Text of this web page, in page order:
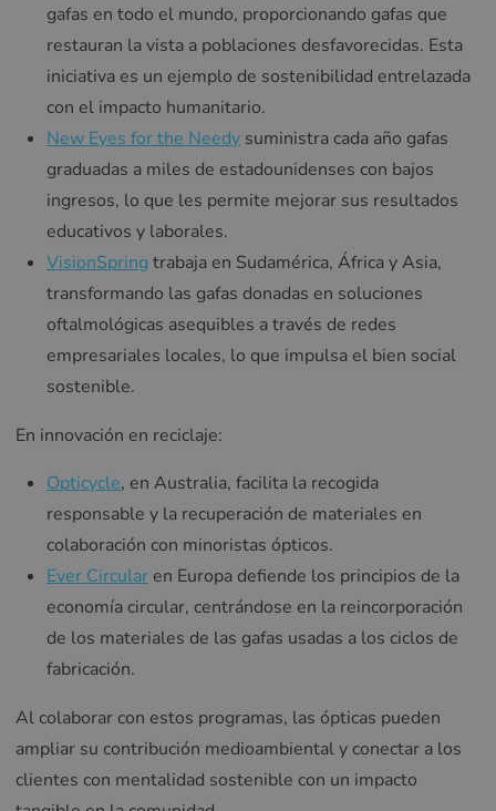
gafas en todo el mundo, proporcionando gafas que
restauran la vista a poblaciones desfavorecidas. Esta
iniciativa es un ejemplo de sostenibilidad entrelazada
con el impacto humanitario.
New Eyes for the Needy suministra cada año gafas
graduadas a miles de estadounidenses con bajos
ingresos, lo que les permite mejorar sus resultados
educativos y laborales.
VisionSpring trabaja en Sudamérica, África y Asia,
transformando las gafas donadas en soluciones
oftalmológicas asequibles a través de redes
empresariales locales, lo que impulsa el bien social
sostenible.
En innovación en reciclaje:
Opticycle, en Australia, facilita la recogida
responsable y la recuperación de materiales en
colaboración con minoristas ópticos.
Ever Circular en Europa defiende los principios de la
economía circular, centrándose en la reincorporación
de los materiales de las gafas usadas a los ciclos de
fabricación.
Al colaborar con estos programas, las ópticas pueden
ampliar su contribución medioambiental y conectar a los
clientes con mentalidad sostenible con un impacto